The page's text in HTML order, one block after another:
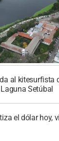
al kitesurfista
Setúbal
el dólar hoy,